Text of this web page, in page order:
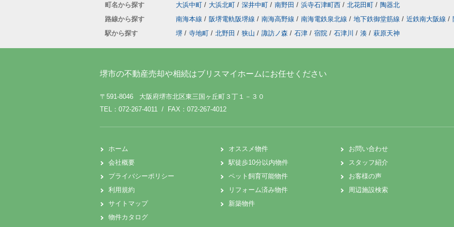
町名から探す 大浜中町 / 大浜北町 / 深井中町 / 南野田 / 浜寺石津町西 / 北花田町 / 陶器北
路線から探す
南海本線 / 阪堺電軌阪堺線 / 南海高野線 / 南海電鉄泉北線 / 地下鉄御堂筋線 / 近鉄南大阪線 /
駅から探す
堺 / 寺地町 / 北野田 / 狭山 / 諏訪ノ森 / 石津 / 宿院 / 石津川 / 湊 / 萩原天神
堺市の不動産売却や相続はブリスマイホームにお任せください
〒591-8046 大阪府堺市北区東三国ヶ丘町３丁１－３０
TEL：072-267-4011 / FAX：072-267-4012
ホーム
会社概要
プライバシーポリシー
利用規約
サイトマップ
物件カタログ
オススメ物件
駅徒歩10分以内物件
ペット飼育可能物件
リフォーム済み物件
新築物件
お問い合わせ
スタッフ紹介
お客様の声
周辺施設検索